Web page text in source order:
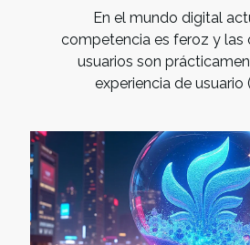
En el mundo digital
competencia es feroz y las
usuarios son
experiencia de usuario